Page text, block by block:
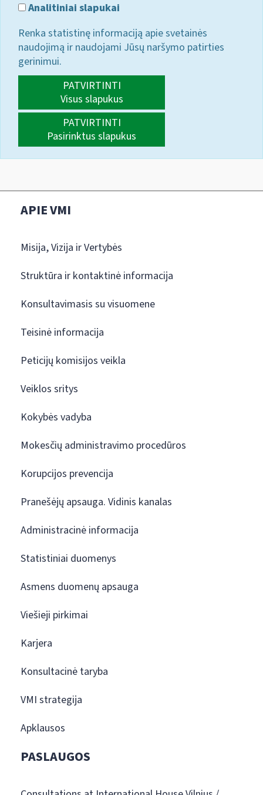
Analitiniai slapukai
Renka statistinę informaciją apie svetainės
naudojimą ir naudojami Jūsų naršymo patirties
gerinimui.
PATVIRTINTI
Visus slapukus
PATVIRTINTI
Pasirinktus slapukus
APIE VMI
Misija, Vizija ir Vertybės
Struktūra ir kontaktinė informacija
Konsultavimasis su visuomene
Teisinė informacija
Peticijų komisijos veikla
Veiklos sritys
Kokybės vadyba
Mokesčių administravimo procedūros
Korupcijos prevencija
Pranešėjų apsauga. Vidinis kanalas
Administracinė informacija
Statistiniai duomenys
Asmens duomenų apsauga
Viešieji pirkimai
Karjera
Konsultacinė taryba
VMI strategija
Apklausos
PASLAUGOS